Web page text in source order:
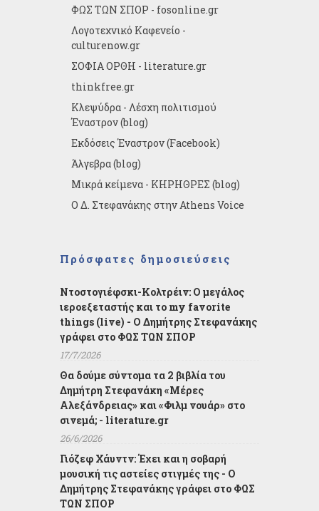
ΦΩΣ ΤΩΝ ΣΠΟΡ - fosonline.gr
Λογοτεχνικό Καφενείο -
culturenow.gr
ΣΟΦΙΑ ΟΡΘΗ - literature.gr
thinkfree.gr
Κλεψύδρα - Λέσχη πολιτισμού
Έναστρον (blog)
Εκδόσεις Έναστρον (Facebook)
Άλγεβρα (blog)
Μικρά κείμενα - ΚΗΡΗΘΡΕΣ (blog)
Ο Δ. Στεφανάκης στην Athens Voice
Πρόσφατες δημοσιεύσεις
Ντοστογιέφσκι-Κολτρέιν: Ο μεγάλος
ιεροεξεταστής και το my favorite
things (live) - Ο Δημήτρης Στεφανάκης
γράφει στο ΦΩΣ ΤΩΝ ΣΠΟΡ
17/7/2026
Θα δούμε σύντομα τα 2 βιβλία του
Δημήτρη Στεφανάκη «Μέρες
Αλεξάνδρειας» και «Φιλμ νουάρ» στο
σινεμά; - literature.gr
26/6/2026
Γιόζεφ Χάυντν: Έχει και η σοβαρή
μουσική τις αστείες στιγμές της - Ο
Δημήτρης Στεφανάκης γράφει στο ΦΩΣ
ΤΩΝ ΣΠΟΡ